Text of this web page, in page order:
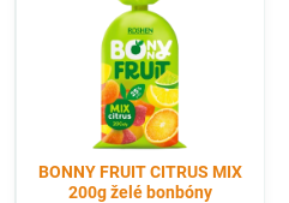
BONNY FRUIT CITRUS MIX
200g želé bonbóny